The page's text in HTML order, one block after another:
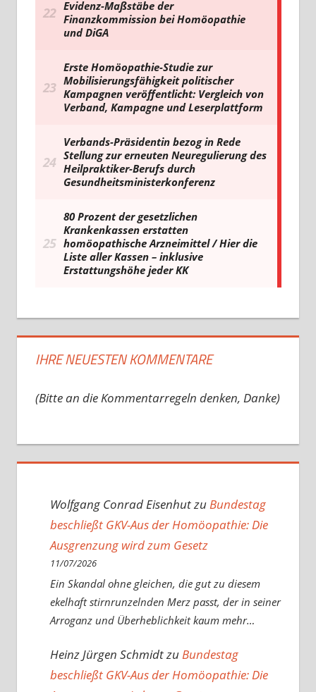
IHRE NEUESTEN KOMMENTARE
(Bitte an die Kommentarregeln denken, Danke)
Wolfgang Conrad Eisenhutzu Bundestag
beschließt GKV-Aus der Homöopathie: Die
Ausgrenzung wird zum Gesetz
11/07/2026
Ein Skandal ohne gleichen, die gut zu diesem
ekelhaft stirnrunzelnden Merz passt, der in seiner
Arroganz und Überheblichkeit kaum mehr…
Heinz Jürgen SchmidtzuBundestag
beschließt GKV-Aus der Homöopathie: Die